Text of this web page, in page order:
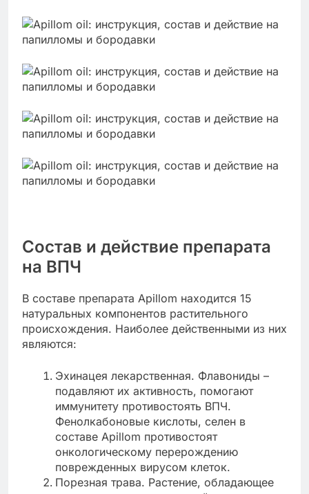
Состав и действие препарата
на ВПЧ
В составе препарата Apillom находится 15
натуральных компонентов растительного
происхождения. Наиболее действенными из них
являются:
Эхинацея лекарственная. Флавониды –
подавляют их активность, помогают
иммунитету противостоять ВПЧ.
Фенолкабоновые кислоты, селен в
составе Apillom противостоят
онкологическому перерождению
поврежденных вирусом клеток.
Порезная трава. Растение, обладающее